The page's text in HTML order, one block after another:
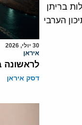
בריתן
הערבי
30 יולי, 2026
איראן
לראשונה
דסק איראן